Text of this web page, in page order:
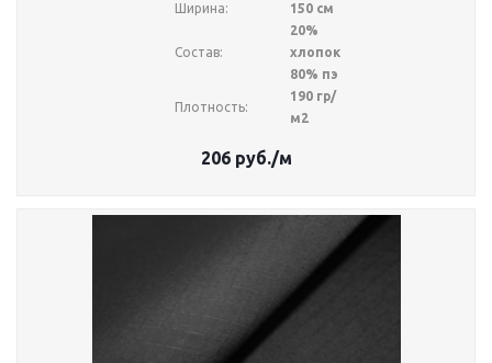
Ширина:
150 см
Состав:
20%
хлопок
80% пэ
Плотность:
190 гр/
м2
206руб./м